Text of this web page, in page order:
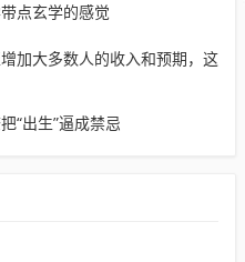
点玄学的感觉
加大多数人的收入和预期，这
“出生”逼成禁忌